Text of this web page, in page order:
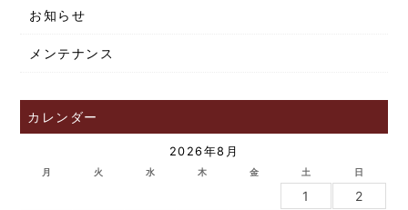
お知らせ
メンテナンス
カレンダー
2026年8月
月 火 水 木 金 土 日
1
2